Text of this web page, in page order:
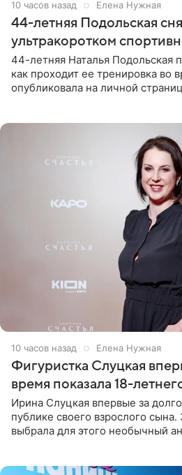
10 часов назад Елена Нужная
44-летняя Подольская
ультракоротком
44-летняя Наталья Подольская
как проходит ее тренировка во
опубликовала на личной
10 часов назад Елена Нужная
Фигуристка Слуцкая
время показала 18-
Ирина Слуцкая впервые за
публике своего взрослого
выбрала для этого необычный